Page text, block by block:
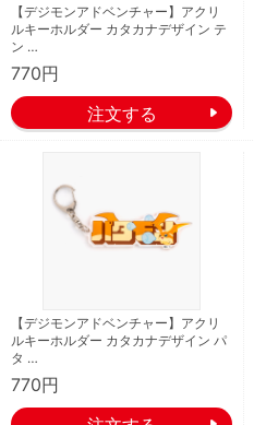
【デジモンアドベンチャー】アクリ
ルキーホルダー カタカナデザイン テ
ン …
770円
【デジモンアドベンチャー】アクリ
ルキーホルダー カタカナデザイン パ
タ …
770円